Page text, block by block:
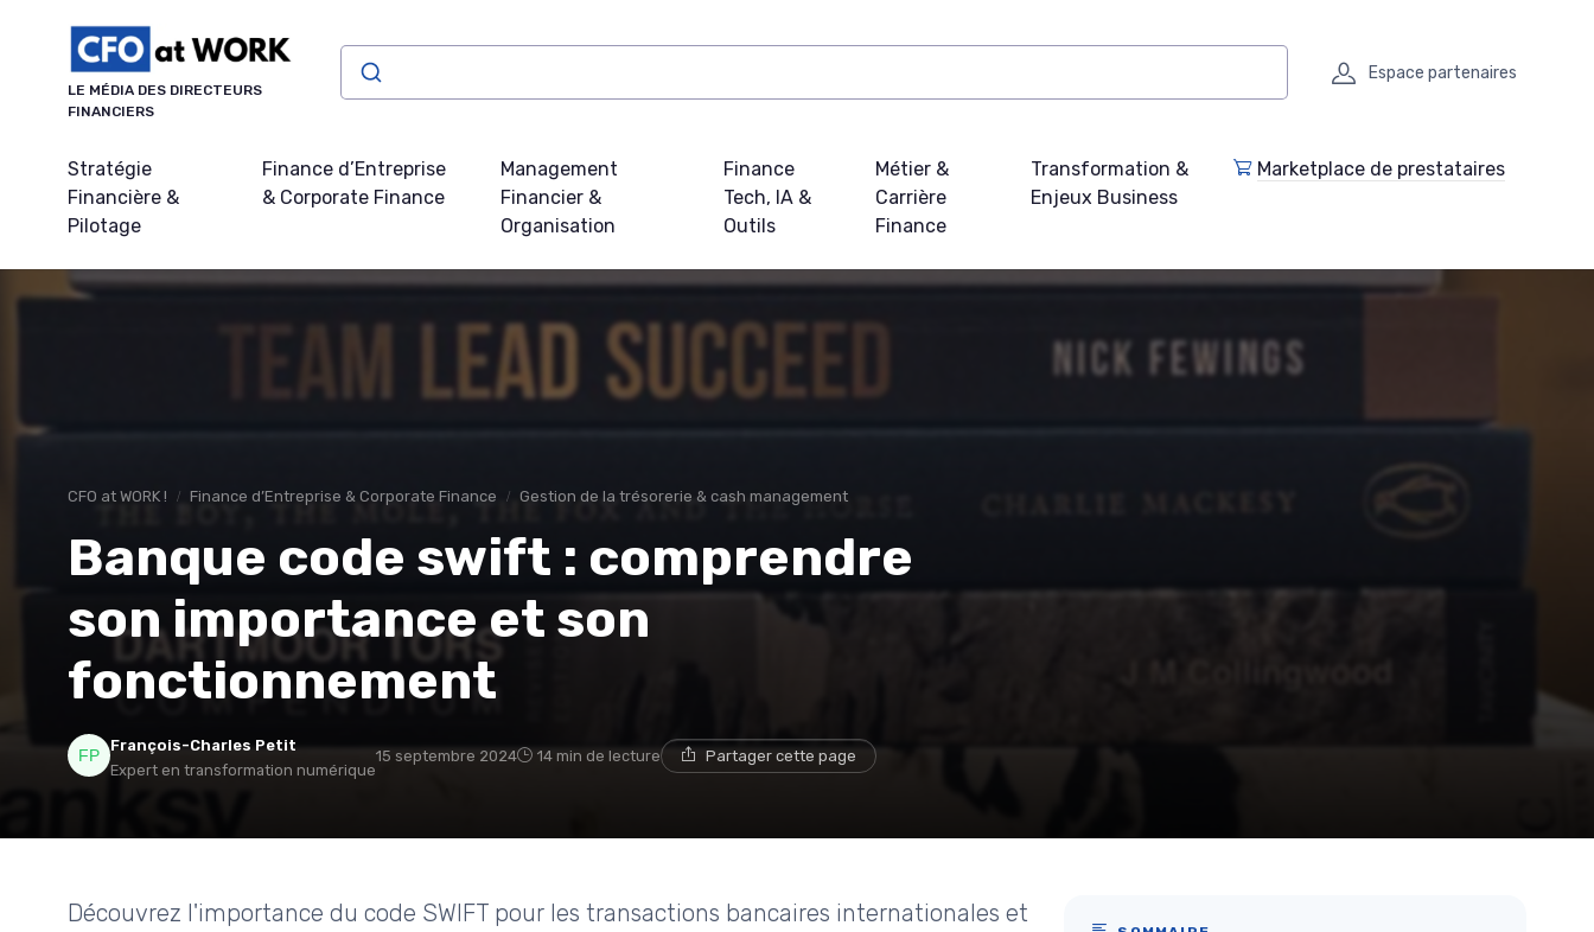
LE MÉDIA DES DIRECTEURS
FINANCIERS
Espace partenaires
Stratégie
Financière &
Pilotage
Finance d’Entreprise
& Corporate Finance
Management
Financier &
Organisation
Finance
Tech, IA &
Outils
Métier &
Carrière
Finance
Transformation &
Enjeux Business
Marketplace de prestataires
CFO at WORK ! Finance d’Entreprise & Corporate Finance Gestion de la trésorerie & cash management
Banque code swift : comprendre
son importance et son
fonctionnement
François-Charles Petit
Expert en transformation numérique
15 septembre 2024 14 min de lecture Partager cette page
Découvrez l'importance du code SWIFT pour les transactions bancaires internationales et